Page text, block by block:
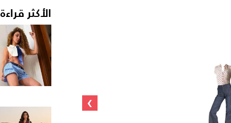
›
الأكثر قراءة